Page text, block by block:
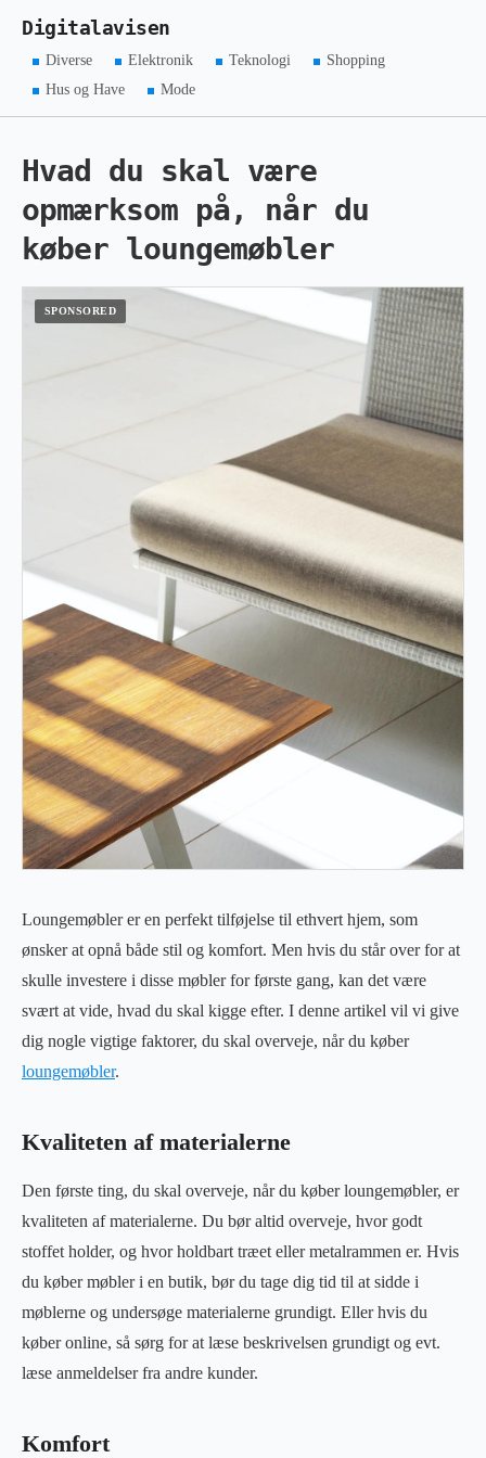
Digitalavisen
Diverse Elektronik Teknologi
Shopping
Hus og Have
Mode
Hvad du skal være
opmærksom på, når du
køber loungemøbler
Loungemøbler er en perfekt tilføjelse til ethvert hjem, som
ønsker at opnå både stil og komfort. Men hvis du står over for at
skulle investere i disse møbler for første gang, kan det være
svært at vide, hvad du skal kigge efter. I denne artikel vil vi give
dig nogle vigtige faktorer, du skal overveje, når du køber
loungemøbler.
Kvaliteten af materialerne
Den første ting, du skal overveje, når du køber loungemøbler, er
kvaliteten af materialerne. Du bør altid overveje, hvor godt
stoffet holder, og hvor holdbart træet eller metalrammen er. Hvis
du køber møbler i en butik, bør du tage dig tid til at sidde i
møblerne og undersøge materialerne grundigt. Eller hvis du
køber online, så sørg for at læse beskrivelsen grundigt og evt.
læse anmeldelser fra andre kunder.
Komfort